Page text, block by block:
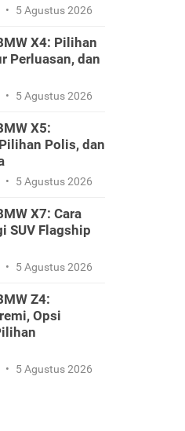
• 5 Agustus 2026
X4: Pilihan
Perluasan, dan
• 5 Agustus 2026
X5:
Polis, dan
• 5 Agustus 2026
X7: Cara
SUV Flagship
• 5 Agustus 2026
Z4:
Opsi
• 5 Agustus 2026